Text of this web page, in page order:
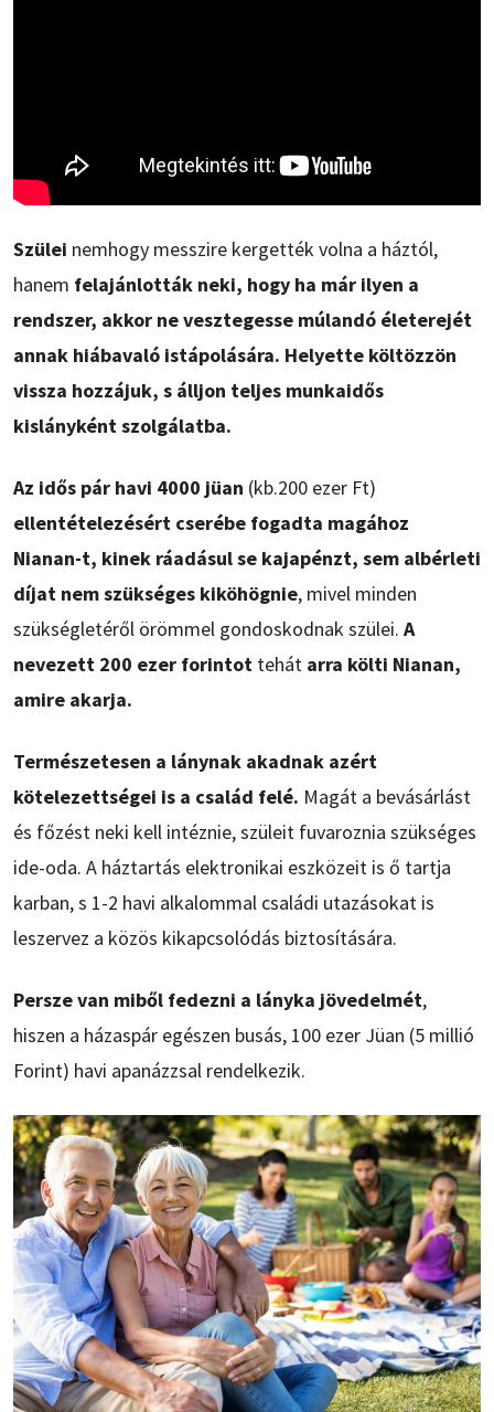
Szülei nemhogy messzire kergették volna a háztól,
hanem felajánlották neki, hogy ha már ilyen a
rendszer, akkor ne vesztegesse múlandó életerejét
annak hiábavaló istápolására. Helyette költözzön
vissza hozzájuk, s álljon teljes munkaidős
kislányként szolgálatba.
Az idős pár havi 4000 jüan (kb.200 ezer Ft)
ellentételezésért cserébe fogadta magához
Nianan-t, kinek ráadásul se kajapénzt, sem albérleti
díjat nem szükséges kiköhögnie, mivel minden
szükségletéről örömmel gondoskodnak szülei. A
nevezett 200 ezer forintot tehát arra költi Nianan,
amire akarja.
Természetesen a lánynak akadnak azért
kötelezettségei is a család felé. Magát a bevásárlást
és főzést neki kell intéznie, szüleit fuvaroznia szükséges
ide-oda. A háztartás elektronikai eszközeit is ő tartja
karban, s 1-2 havi alkalommal családi utazásokat is
leszervez a közös kikapcsolódás biztosítására.
Persze van miből fedezni a lányka jövedelmét,
hiszen a házaspár egészen busás, 100 ezer Jüan (5 millió
Forint) havi apanázzsal rendelkezik.